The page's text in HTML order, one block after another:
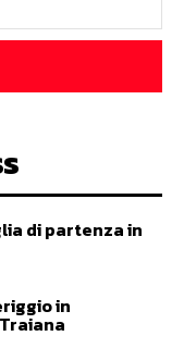
di partenza in
in